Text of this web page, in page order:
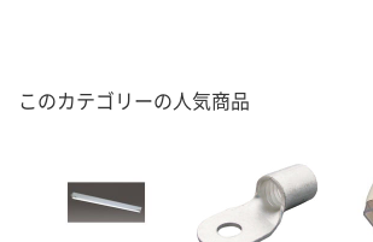
このカテゴリーの人気商品